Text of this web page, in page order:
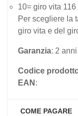
10= giro vita
Per scegliere la
giro vita e del
Garanzia: 2
Codice
EAN :
COME PAGARE